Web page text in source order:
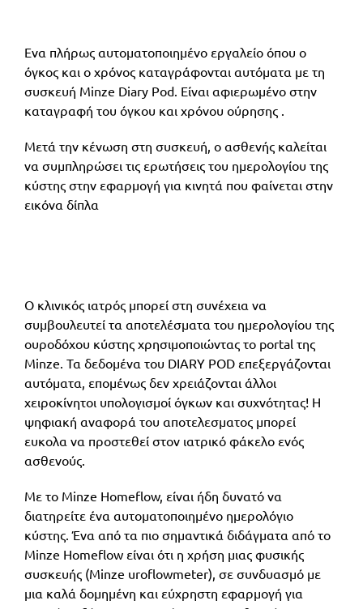
Eνα πλήρως αυτοματοποιημένο εργαλείο όπου ο
όγκος και ο χρόνος καταγράφονται αυτόματα με τη
συσκευή Minze Diary Pod. Είναι αφιερωμένο στην
καταγραφή του όγκου και χρόνου ούρησης .
Μετά την κένωση στη συσκευή, ο ασθενής καλείται
να συμπληρώσει τις ερωτήσεις του ημερολογίου της
κύστης στην εφαρμογή για κινητά που φαίνεται στην
εικόνα δίπλα
Ο κλινικός ιατρός μπορεί στη συνέχεια να
συμβουλευτεί τα αποτελέσματα του ημερολογίου της
ουροδόχου κύστης χρησιμοποιώντας το portal της
Minze. Τα δεδομένα του DIARY POD επεξεργάζονται
αυτόματα, επομένως δεν χρειάζονται άλλοι
χειροκίνητοι υπολογισμοί όγκων και συχνότητας! Η
ψηφιακή αναφορά του αποτελεσματος μπορεί
ευκολα να προστεθεί στον ιατρικό φάκελο ενός
ασθενούς.
Με το Minze Homeflow, είναι ήδη δυνατό να
διατηρείτε ένα αυτοματοποιημένο ημερολόγιο
κύστης. Ένα από τα πιο σημαντικά διδάγματα από το
Minze Homeflow είναι ότι η χρήση μιας φυσικής
συσκευής (Minze uroflowmeter), σε συνδυασμό με
μια καλά δομημένη και εύχρηστη εφαρμογή για